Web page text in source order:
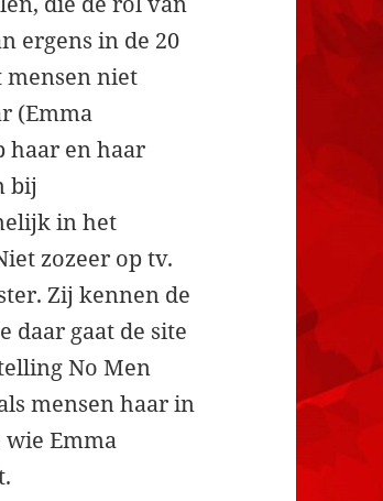
ergens in de 20
niet
(Emma
haar en haar
bij
in het
zozeer op tv.
Zij kennen de
daar gaat de site
No Men
mensen haar in
Emma